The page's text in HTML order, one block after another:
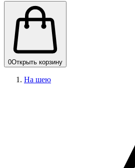
0Открыть корзину
На шею